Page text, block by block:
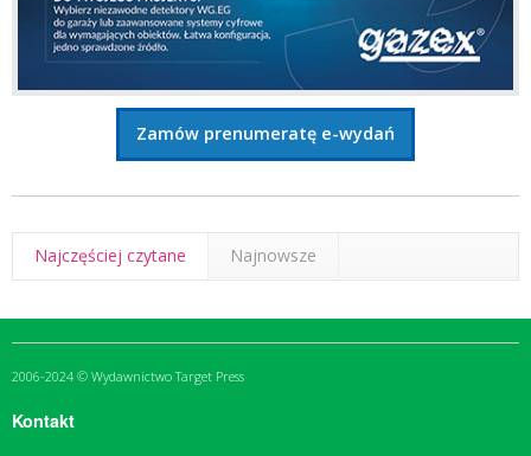
Zamów prenumeratę e-wydań
Najczęściej czytane Najnowsze
2006-2024 © Wydawnictwo Target Press
Kontakt